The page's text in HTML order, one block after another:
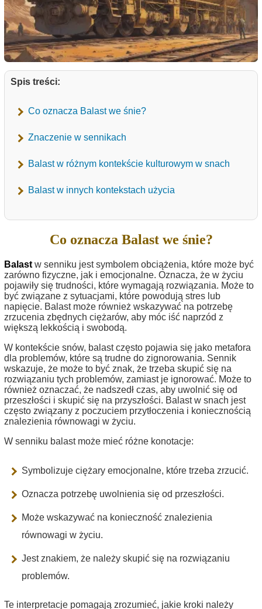
Spis treści:
Co oznacza Balast we śnie?
Znaczenie w sennikach
Balast w różnym kontekście kulturowym w snach
Balast w innych kontekstach użycia
Co oznacza Balast we śnie?
Balast w senniku jest symbolem obciążenia, które może być
zarówno fizyczne, jak i emocjonalne. Oznacza, że w życiu
pojawiły się trudności, które wymagają rozwiązania. Może to
być związane z sytuacjami, które powodują stres lub
napięcie. Balast może również wskazywać na potrzebę
zrzucenia zbędnych ciężarów, aby móc iść naprzód z
większą lekkością i swobodą.
W kontekście snów, balast często pojawia się jako metafora
dla problemów, które są trudne do zignorowania. Sennik
wskazuje, że może to być znak, że trzeba skupić się na
rozwiązaniu tych problemów, zamiast je ignorować. Może to
również oznaczać, że nadszedł czas, aby uwolnić się od
przeszłości i skupić się na przyszłości. Balast w snach jest
często związany z poczuciem przytłoczenia i koniecznością
znalezienia równowagi w życiu.
W senniku balast może mieć różne konotacje:
Symbolizuje ciężary emocjonalne, które trzeba zrzucić.
Oznacza potrzebę uwolnienia się od przeszłości.
Może wskazywać na konieczność znalezienia
równowagi w życiu.
Jest znakiem, że należy skupić się na rozwiązaniu
problemów.
Te interpretacje pomagają zrozumieć, jakie kroki należy